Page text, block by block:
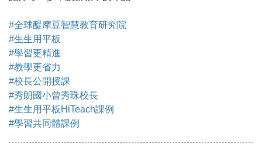
#全球醍摩豆智慧教育研究院
#生生用平板
#學習更精進
#教學更省力
#校長公開授課
#秀朗國小曾秀珠校長
#生生用平板HiTeach課例
#學習共同體課例